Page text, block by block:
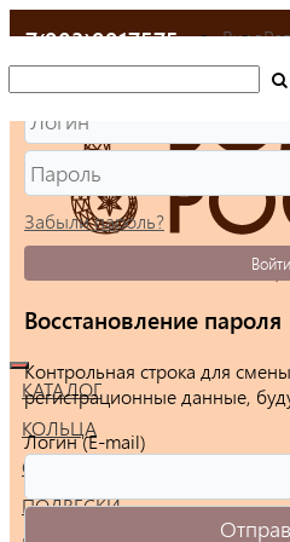
+7(903)9917575
КАТАЛОГ
КОЛЬЦА
СЕРЬГИ
ПОДВЕСКИ
Вход
Забыли пароль?
Войти
Восстановление пароля
Контрольная строка для
регистрационные данные,
Логин (E-mail)